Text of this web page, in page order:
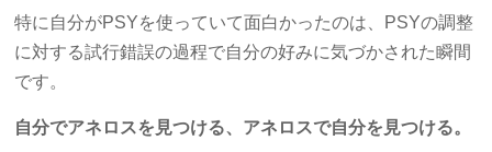
特に自分がPSYを使っていて面白かったのは、PSYの調整
に対する試行錯誤の過程で自分の好みに気づかされた瞬間
です。
自分でアネロスを見つける、アネロスで自分を見つける。